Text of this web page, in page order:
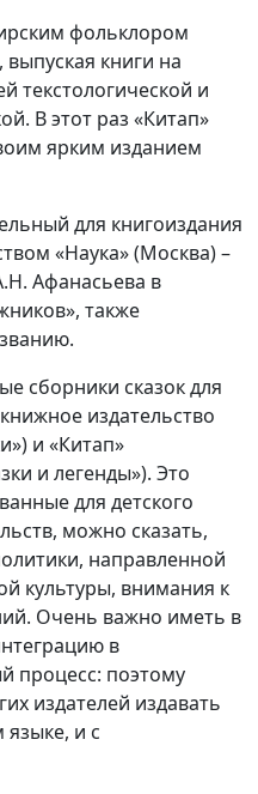
фольклором
выпуская книги на
текстологической и
В этот раз «Китап»
ярким изданием
для книгоиздания
«Наука» (Москва) –
Афанасьева в
также
сборники сказок для
издательство
и «Китап»
и легенды»). Это
для детского
можно сказать,
направленной
культуры, внимания к
Очень важно иметь в
в
процесс: поэтому
издателей издавать
и с